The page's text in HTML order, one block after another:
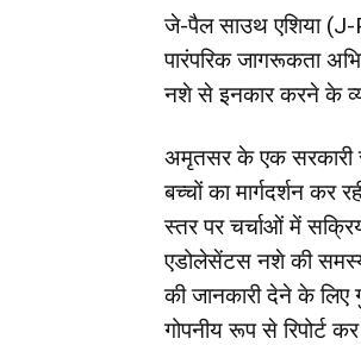
जे-पैल साउथ एशिया (J-
पारंपरिक जागरूकता
नशे से इनकार करने के
अमृतसर के एक सरकारी
बच्चों का मार्गदर्शन कर
स्तर पर चर्चाओं में
एडोलेसेंटस नशे की
की जानकारी देने के लिए
गोपनीय रूप से रिपोर्ट